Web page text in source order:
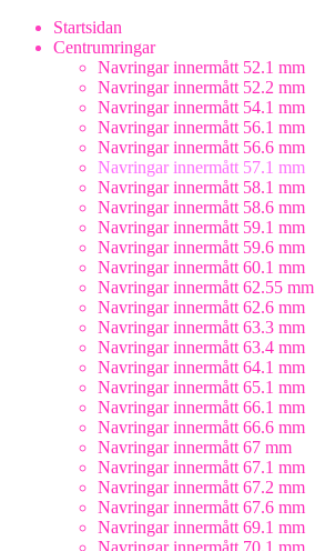
Startsidan
Centrumringar
Navringar innermått 52.1 mm
Navringar innermått 52.2 mm
Navringar innermått 54.1 mm
Navringar innermått 56.1 mm
Navringar innermått 56.6 mm
Navringar innermått 57.1 mm
Navringar innermått 58.1 mm
Navringar innermått 58.6 mm
Navringar innermått 59.1 mm
Navringar innermått 59.6 mm
Navringar innermått 60.1 mm
Navringar innermått 62.55 mm
Navringar innermått 62.6 mm
Navringar innermått 63.3 mm
Navringar innermått 63.4 mm
Navringar innermått 64.1 mm
Navringar innermått 65.1 mm
Navringar innermått 66.1 mm
Navringar innermått 66.6 mm
Navringar innermått 67 mm
Navringar innermått 67.1 mm
Navringar innermått 67.2 mm
Navringar innermått 67.6 mm
Navringar innermått 69.1 mm
Navringar innermått 70.1 mm